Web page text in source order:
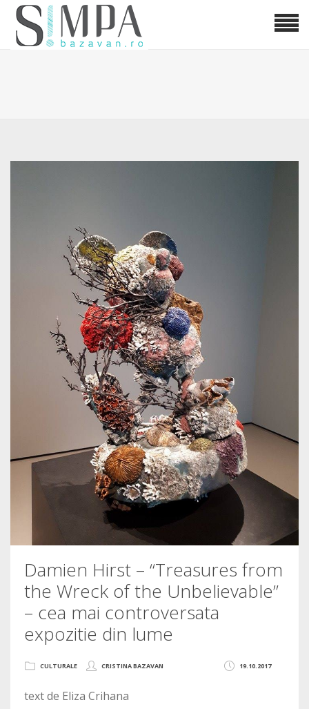
Damien Hirst – “Treasures from
the Wreck of the Unbelievable”
– cea mai controversata
expozitie din lume
19.10.2017
CULTURALE CRISTINA BAZAVAN
text de Eliza Crihana